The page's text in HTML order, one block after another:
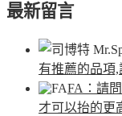
最新留言
有推薦的品項,
FA ：請
才可以抬的更